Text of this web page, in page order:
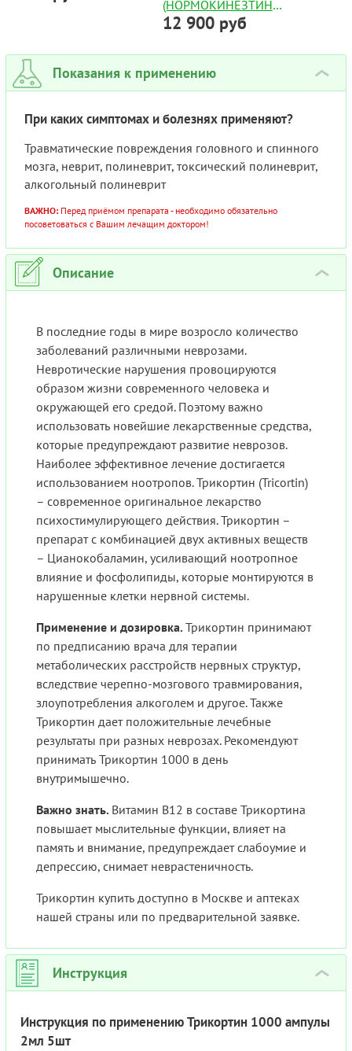
(НОРМОКИНЕЗТИН
ПОЛНЫЙ АНАЛОГ) 25МГ
REVOCON ТАБЛЕТКИ
№100
12 900 руб
Показания к применению ›
При каких симптомах и болезнях применяют?
Травматические повреждения головного и спинного
мозга, неврит, полиневрит, токсический полиневрит,
алкогольный полиневрит
ВАЖНО: Перед приёмом препарата - необходимо обязательно
посоветоваться с Вашим лечащим доктором!
Описание ›
В последние годы в мире возросло количество
заболеваний различными неврозами.
Невротические нарушения провоцируются
образом жизни современного человека и
окружающей его средой. Поэтому важно
использовать новейшие лекарственные средства,
которые предупреждают развитие неврозов.
Наиболее эффективное лечение достигается
использованием ноотропов. Трикортин (Tricortin)
– современное оригинальное лекарство
психостимулирующего действия. Трикортин –
препарат с комбинацией двух активных веществ
– Цианокобаламин, усиливающий ноотропное
влияние и фосфолипиды, которые монтируются в
нарушенные клетки нервной системы.
Применение и дозировка. Трикортин принимают
по предписанию врача для терапии
метаболических расстройств нервных структур,
вследствие черепно-мозгового травмирования,
злоупотребления алкоголем и другое. Также
Трикортин дает положительные лечебные
результаты при разных неврозах. Рекомендуют
принимать Трикортин 1000 в день
внутримышечно.
Важно знать. Витамин В12 в составе Трикортина
повышает мыслительные функции, влияет на
память и внимание, предупреждает слабоумие и
депрессию, снимает неврастеничность.
Трикортин купить доступно в Москве и аптеках
нашей страны или по предварительной заявке.
Инструкция ›
Инструкция по применению Трикортин 1000 ампулы
2мл 5шт